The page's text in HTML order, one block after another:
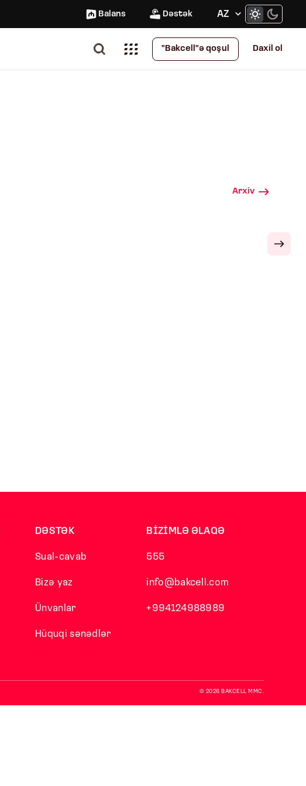
Balans Dəstək AZ
"Bakcell"ə qoşul Daxil ol
Arxiv
DƏSTƏK
Sual-cavab
Bizə yaz
Ünvanlar
Hüquqi sənədlər
BİZİMLƏ ƏLAQƏ
555
info@bakcell.com
+994124988989
© 2026 BAKCELL MMC.